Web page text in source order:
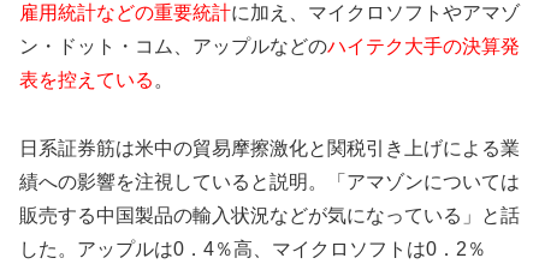
雇用統計などの重要統計に加え、マイクロソフトやアマゾ
ン・ドット・コム、アップルなどのハイテク大手の決算発
表を控えている 。
日系証券筋は米中の貿易摩擦激化と関税引き上げによる業
績への影響を注視していると説明。「アマゾンについては
販売する中国製品の輸入状況などが気になっている」と話
した。アップルは0．4％高、マイクロソフトは0．2％